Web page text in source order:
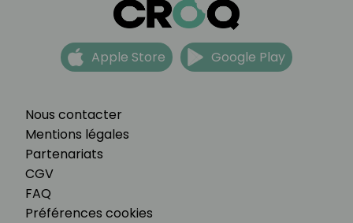
Nous contacter
Mentions légales
Partenariats
CGV
FAQ
Préférences cookies
Apple Store Google Play